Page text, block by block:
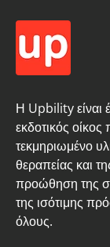
Η Upbility είναι
εκδοτικός
τεκμηριωμένο
θεραπείας και
προώθηση της
της ισότιμης
όλους.